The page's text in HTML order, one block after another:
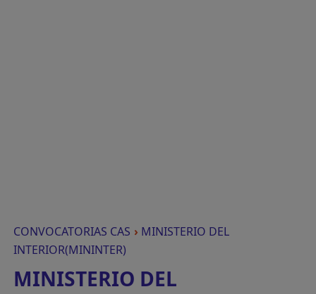
CONVOCATORIAS CAS › MINISTERIO DEL
INTERIOR(MININTER)
MINISTERIO DEL